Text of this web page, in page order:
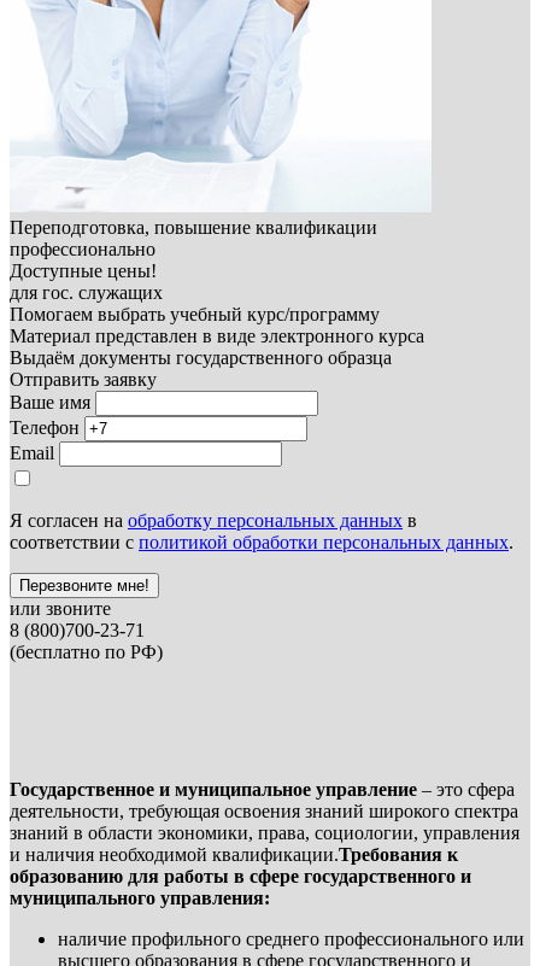
Переподготовка, повышение квалификации
профессионально
Доступные цены!
для гос. служащих
Помогаем выбрать учебный курс/программу
Материал представлен в виде электронного курса
Выдаём документы государственного образца
Отправить заявку
Ваше имя
Телефон
Email
Я согласен на обработку персональных данных в
соответствии с политикой обработки персональных данных.
Перезвоните мне!
или звоните
8 (800)700-23-71
(бесплатно по РФ)
Государственное и муниципальное управление – это сфера
деятельности, требующая освоения знаний широкого спектра
знаний в области экономики, права, социологии, управления
и наличия необходимой квалификации.Требования к
образованию для работы в сфере государственного и
муниципального управления:
наличие профильного среднего профессионального или
высшего образования в сфере государственного и